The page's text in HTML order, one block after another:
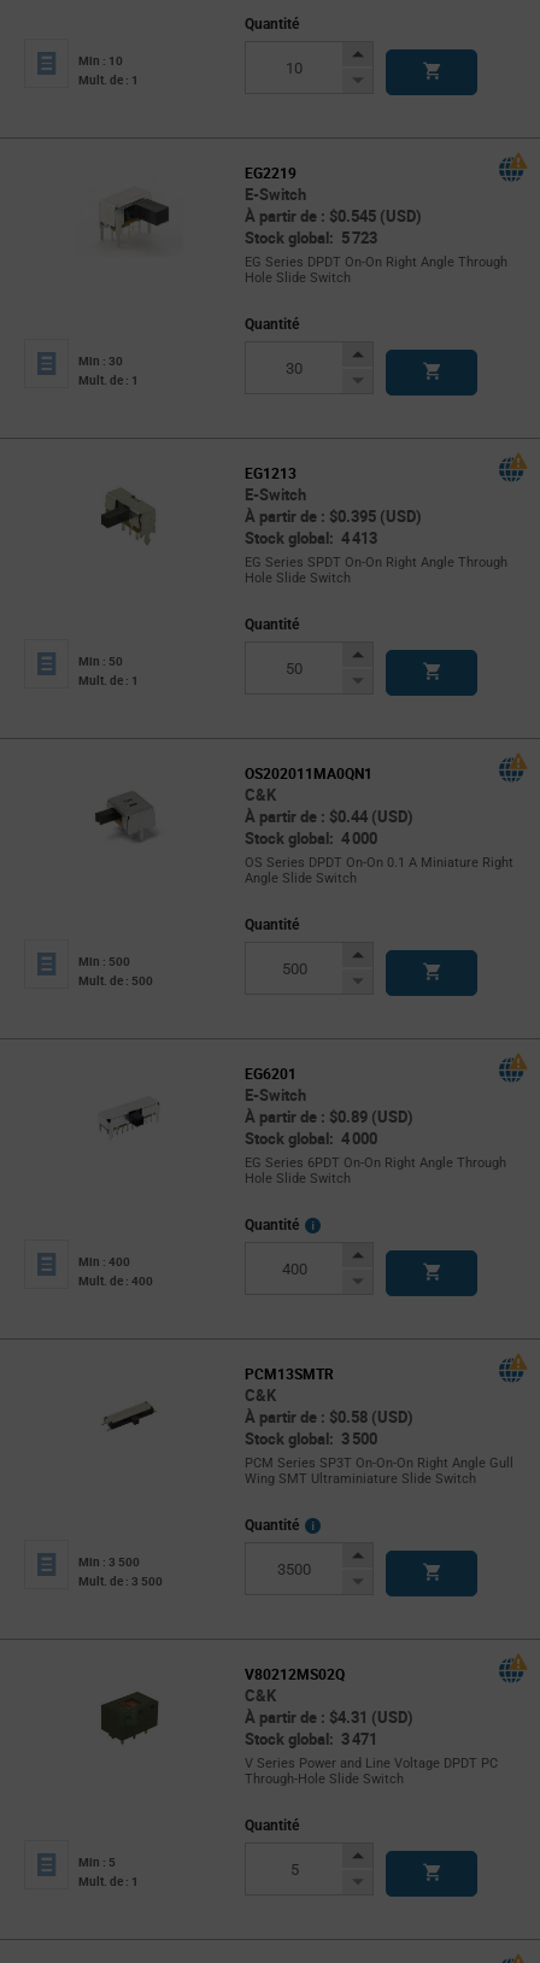
Min : 10
Mult. de : 1
Quantité
Increase
Decrease
EG2219
E-Switch
À partir de : $0.545 (USD)
Stock global: 5 723
EG Series DPDT On-On Right Angle Through
Hole Slide Switch
Min : 30
Mult. de : 1
Quantité
Increase
Decrease
EG1213
E-Switch
À partir de : $0.395 (USD)
Stock global: 4 413
EG Series SPDT On-On Right Angle Through
Hole Slide Switch
Min : 50
Mult. de : 1
Quantité
Increase
Decrease
OS202011MA0QN1
C&K
À partir de : $0.44 (USD)
Stock global: 4 000
OS Series DPDT On-On 0.1 A Miniature Right
Angle Slide Switch
Min : 500
Mult. de : 500
Quantité
Increase
Decrease
EG6201
E-Switch
À partir de : $0.89 (USD)
Stock global: 4 000
EG Series 6PDT On-On Right Angle Through
Hole Slide Switch
Min : 400
Mult. de : 400
Quantité
More
Increase
Decrease
PCM13SMTR
C&K
À partir de : $0.58 (USD)
Stock global: 3 500
PCM Series SP3T On-On-On Right Angle Gull
Wing SMT Ultraminiature Slide Switch
Min : 3 500
Mult. de : 3 500
Quantité
More
Increase
Decrease
V80212MS02Q
C&K
À partir de : $4.31 (USD)
Stock global: 3 471
V Series Power and Line Voltage DPDT PC
Through-Hole Slide Switch
Min : 5
Mult. de : 1
Quantité
Increase
Decrease